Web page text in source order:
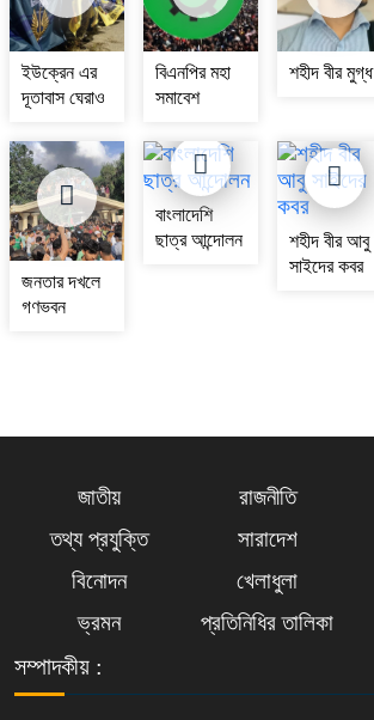
ইউক্রেন এর
দূতাবাস ঘেরাও
বিএনপির মহা
সমাবেশ
শহীদ বীর মুগ্ধ
জনতার দখলে
গণভবন
বাংলাদেশি
ছাত্র আন্দোলন
শহীদ বীর আবু
সাইদের কবর
জাতীয় রাজনীতি
তথ্য প্রযুক্তি
সারাদেশ
বিনোদন
খেলাধুলা
ভ্রমন
প্রতিনিধির তালিকা
সম্পাদকীয় :